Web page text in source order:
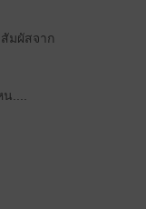
มผัสจาก
....